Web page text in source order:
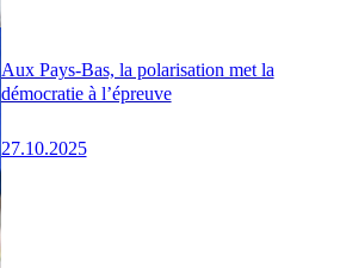
Aux Pays-Bas, la polarisation met la
démocratie à l’épreuve
27.10.2025